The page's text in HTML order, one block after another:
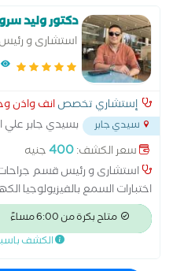
دكتور وليد
استشارى و
الحنجرة.
إستشاري تخصصانف واذن
سيدي جابر بسيدي جابر علي
سعر الكشف:400جنيه
استشارى و رئيس قسم جراحات
اختبارات السمع بالفيزيولوجيا
التسليك البالوني للجيوب
الجراحة الميكروسكوبية
ترميم الأذن الوسطى زراعة
متاح بكرة من 6:00 مساءً
الكشف